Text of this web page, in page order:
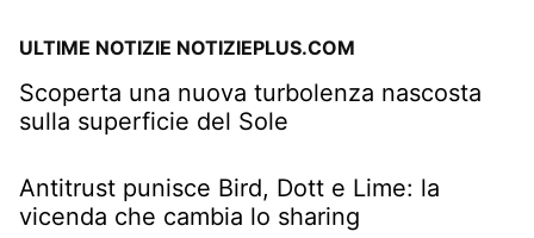
ULTIME NOTIZIE NOTIZIEPLUS.COM
Scoperta una nuova turbolenza nascosta
sulla superficie del Sole
Antitrust punisce Bird, Dott e Lime: la
vicenda che cambia lo sharing